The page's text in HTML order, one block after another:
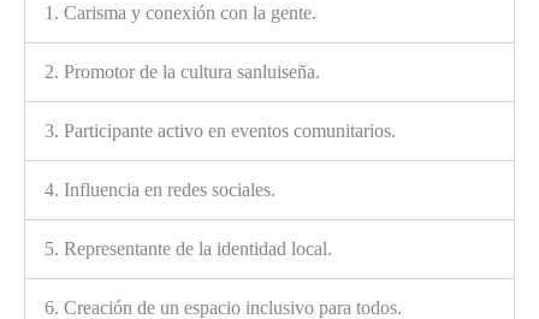
1. Carisma y conexión con la gente.
2. Promotor de la cultura sanluiseña.
3. Participante activo en eventos comunitarios.
4. Influencia en redes sociales.
5. Representante de la identidad local.
6. Creación de un espacio inclusivo para todos.